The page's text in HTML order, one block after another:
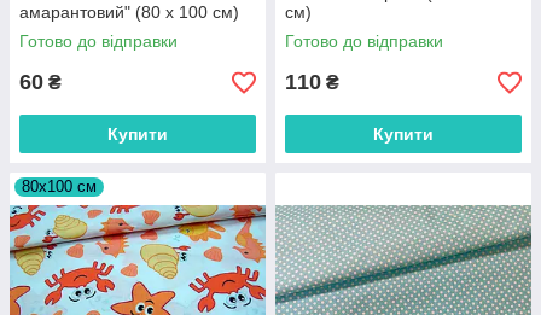
амарантовий" (80 х 100 см)
Готово до відправки
60 ₴
Купити
см)
Готово до відправки
110 ₴
Купити
80х100 см